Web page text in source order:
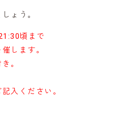
ょう。
頃まで
します。
。
入ください。